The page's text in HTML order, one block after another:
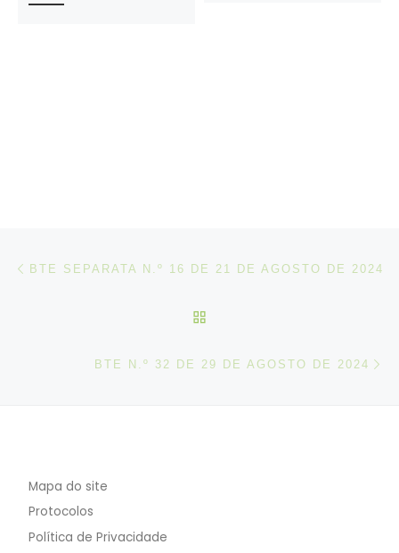
Post navigation
BTE SEPARATA N.º 16 DE 21 DE AGOSTO DE 2024
BTE N.º 32 DE 29 DE AGOSTO DE 2024
Mapa do site
Protocolos
Política de Privacidade